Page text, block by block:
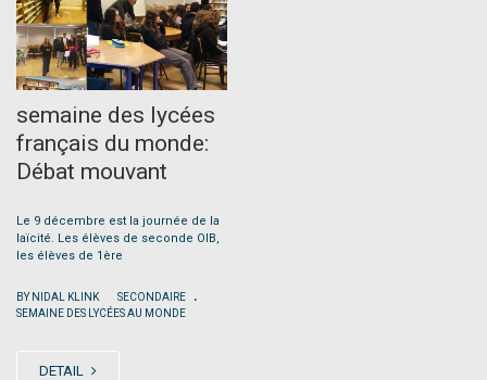
semaine des lycées
français du monde:
Débat mouvant
Le 9 décembre est la journée de la
laïcité. Les élèves de seconde OIB,
les élèves de 1ère
BY NIDAL KLINK SECONDAIRE .
SEMAINE DES LYCÉES AU MONDE
DETAIL